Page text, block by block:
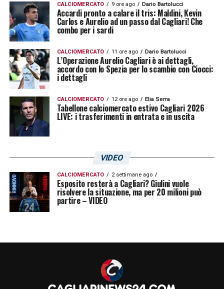
CALCIOMERCATO 9 ore ago Dario Bartolucci
Accardi pronto a calare il tris: Maldini, Kevin
Carlos e Aurelio ad un passo dal Cagliari! Che
combo per i sardi
CALCIOMERCATO 11 ore ago Dario Bartolucci
L’Operazione Aurelio Cagliari è ai dettagli,
accordo con lo Spezia per lo scambio con Ciocci:
i dettagli
CALCIOMERCATO 12 ore ago Elia Serra
Tabellone calciomercato estivo Cagliari 2026
LIVE: i trasferimenti in entrata e in uscita
VIDEO
CALCIOMERCATO 2 settimane ago
Esposito resterà a Cagliari? Giulini vuole
risolvere la situazione, ma per 20 milioni può
partire – VIDEO